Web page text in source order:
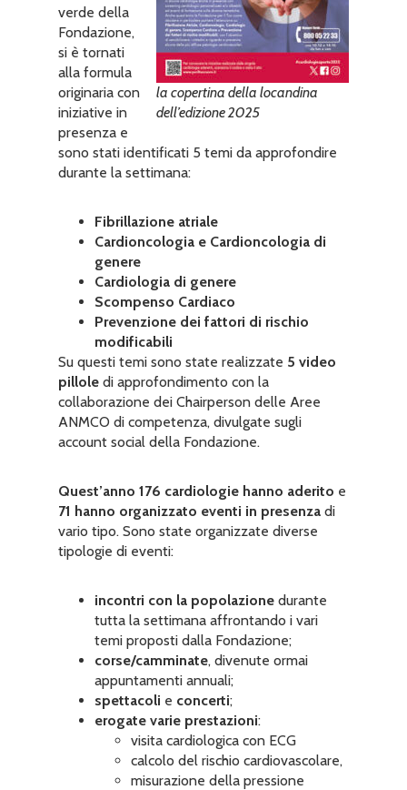
la copertina della locandina
dell’edizione 2025
verde della
Fondazione,
si è tornati
alla formula
originaria con
iniziative in
presenza e
sono stati identificati 5 temi da approfondire
durante la settimana:
Fibrillazione atriale
Cardioncologia e Cardioncologia di
genere
Cardiologia di genere
Scompenso Cardiaco
Prevenzione dei fattori di rischio
modificabili
Su questi temi sono state realizzate 5 video
pillole di approfondimento con la
collaborazione dei Chairperson delle Aree
ANMCO di competenza, divulgate sugli
account social della Fondazione.
Quest’anno 176 cardiologie hanno aderito e
71 hanno organizzato eventi in presenza di
vario tipo. Sono state organizzate diverse
tipologie di eventi:
incontri con la popolazione durante
tutta la settimana affrontando i vari
temi proposti dalla Fondazione;
corse/camminate, divenute ormai
appuntamenti annuali;
spettacoli e concerti;
erogate varie prestazioni:
visita cardiologica con ECG
calcolo del rischio cardiovascolare,
misurazione della pressione